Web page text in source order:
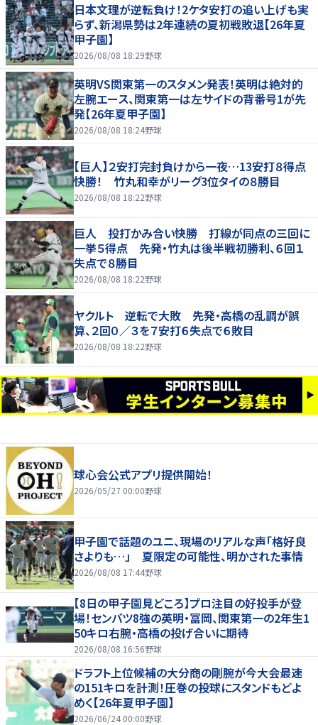
日本文理が逆転負け！2ケタ安打の追い上げも実
らず、新潟県勢は2年連続の夏初戦敗退【26年夏
甲子園】
2026/08/08 18:29野球
英明VS関東第一のスタメン発表！英明は絶対的
左腕エース、関東第一は左サイドの背番号1が先
発【26年夏甲子園】
2026/08/08 18:24野球
【巨人】２安打完封負けから一夜…13安打８得点
快勝！ 竹丸和幸がリーグ3位タイの８勝目
2026/08/08 18:22野球
巨人 投打かみ合い快勝 打線が同点の三回に
一挙５得点 先発・竹丸は後半戦初勝利、６回１
失点で８勝目
2026/08/08 18:22野球
ヤクルト 逆転で大敗 先発・高橋の乱調が誤
算、２回０／３を７安打６失点で６敗目
2026/08/08 18:22野球
球心会公式アプリ提供開始！
2026/05/27 00:00野球
甲子園で話題のユニ、現場のリアルな声「格好良
さよりも…」 夏限定の可能性、明かされた事情
2026/08/08 17:44野球
【8日の甲子園見どころ】プロ注目の好投手が登
場！センバツ8強の英明・冨岡、関東第一の2年生1
50キロ右腕・高橋の投げ合いに期待
2026/08/08 16:56野球
ドラフト上位候補の大分商の剛腕が今大会最速
の151キロを計測！圧巻の投球にスタンドもどよ
めく【26年夏甲子園】
2026/06/24 00:00野球